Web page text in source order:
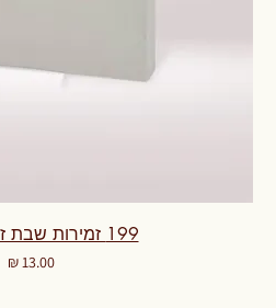
199 זמירות שבת זהב משולב
מחיר‏13.00 ‏₪